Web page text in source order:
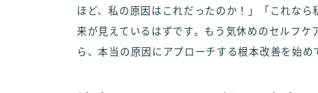
ほど、私の原因はこれだったのか！」「これな
来が見えているはずです。もう気休めのセルフ
ら、本当の原因にアプローチする根本改善を始め